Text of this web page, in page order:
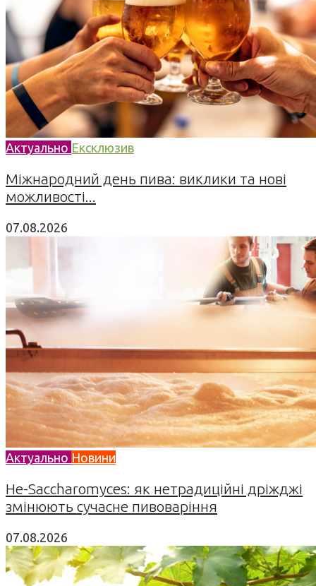
Актуально Ексклюзив
Міжнародний день пива: виклики та нові
можливості...
07.08.2026
Актуально Новини
Не-Saccharomyces: як нетрадиційні дріжджі
змінюють сучасне пивоваріння
07.08.2026